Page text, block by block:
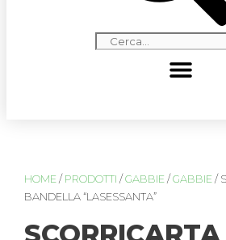
HOME / PRODOTTI /GABBIE /GABBIE /
BANDELLA “LASESSANTA”